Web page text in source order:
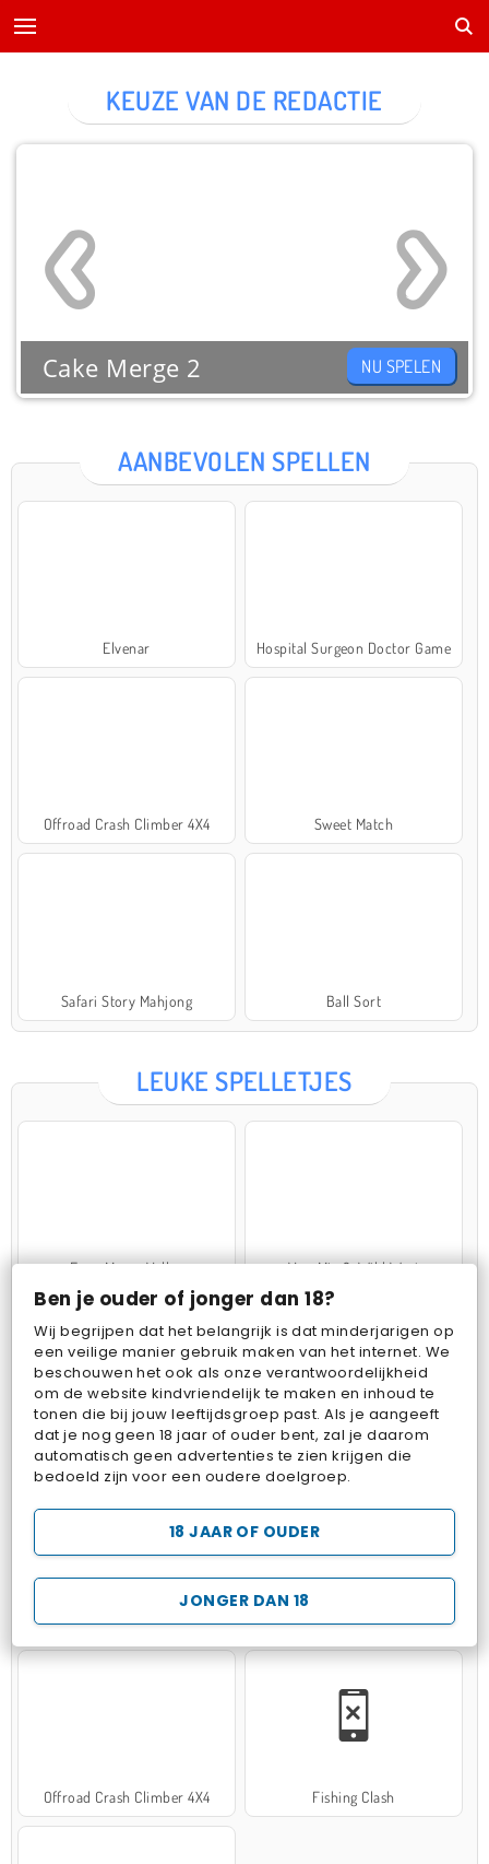
Ben je ouder of jonger dan 18?
Wij begrijpen dat het belangrijk is dat minderjarigen op
een veilige manier gebruik maken van het internet. We
beschouwen het ook als onze verantwoordelijkheid
om de website kindvriendelijk te maken en inhoud te
tonen die bij jouw leeftijdsgroep past. Als je aangeeft
dat je nog geen 18 jaar of ouder bent, zal je daarom
automatisch geen advertenties te zien krijgen die
bedoeld zijn voor een oudere doelgroep.
JONGER DAN 18
18 JAAR OF OUDER
AANBEVOLEN SPELLEN
Elvenar Hospital Surgeon Doctor Game
Offroad Crash Climber 4X4 Sweet Match
Safari Story Mahjong Ball Sort
KEUZE VAN DE REDACTIE
Cake Merge 2 NU SPELEN
LEUKE SPELLETJES
Farm Merge Valley VegaMix 2: Wild West
Pop Fruit Bubbits
Hospital Surgeon Doctor Game Potion Sort
Offroad Crash Climber 4X4 Fishing Clash